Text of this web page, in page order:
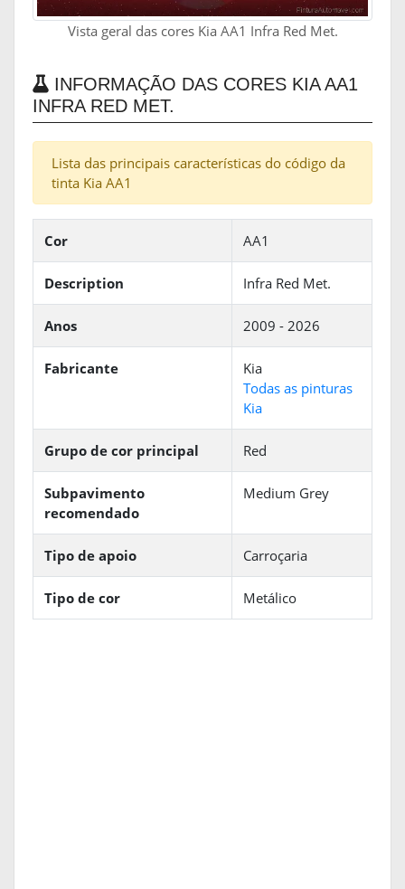
Vista geral das cores Kia AA1 Infra Red Met.
INFORMAÇÃO DAS CORES KIA AA1
INFRA RED MET.
Lista das principais características do código da
tinta Kia AA1
Cor AA1
Description Infra Red Met.
Anos 2009 - 2026
Fabricante
Kia
Todas as pinturas
Kia
Grupo de cor principal Red
Subpavimento
recomendado
Medium Grey
Tipo de apoio Carroçaria
Tipo de cor Metálico